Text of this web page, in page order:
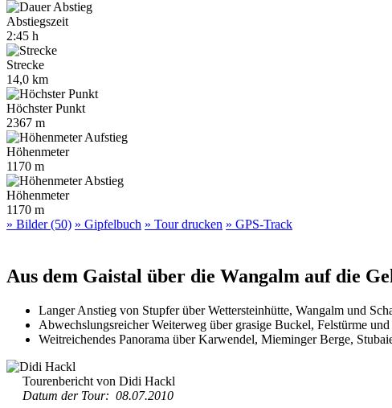
Abstiegszeit
2:45 h
Strecke
14,0 km
Höchster Punkt
2367 m
Höhenmeter
1170 m
Höhenmeter
1170 m
» Bilder (50) » Gipfelbuch » Tour drucken » GPS-Track
Aus dem Gaistal über die Wangalm auf die
Langer Anstieg von Stupfer über Wettersteinhütte, Wangalm und
Abwechslungsreicher Weiterweg über grasige Buckel, Felstürme
Weitreichendes Panorama über Karwendel, Mieminger Berge,
Tourenbericht von Didi Hackl
Datum der Tour: 08.07.2010